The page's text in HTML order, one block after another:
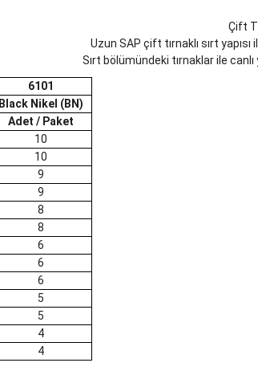
Çift
Uzun SAP çift tırnaklı sırt
Sırt bölümündeki tırnaklar ile
6101
Black Nikel (BN)
Adet / Paket
10
10
9
9
8
8
6
6
6
5
5
4
4